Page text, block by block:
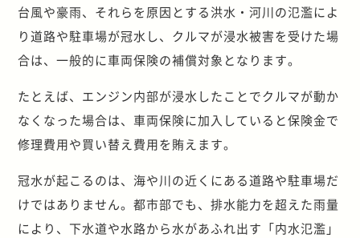
台風や豪雨、それらを原因とする洪水・河川の氾濫によ
り道路や駐車場が冠水し、クルマが浸水被害を受けた場
合は、一般的に車両保険の補償対象となります。
たとえば、エンジン内部が浸水したことでクルマが動か
なくなった場合は、車両保険に加入していると保険金で
修理費用や買い替え費用を賄えます。
冠水が起こるのは、海や川の近くにある道路や駐車場だ
けではありません。都市部でも、排水能力を超えた雨量
により、下水道や水路から水があふれ出す「内水氾濫」